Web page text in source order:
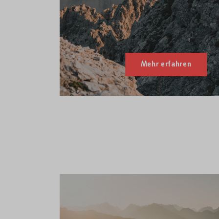
Mehr erfahren